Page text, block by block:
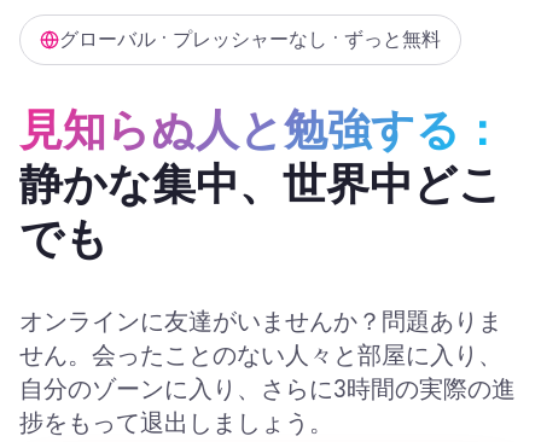
グローバル • プレッシャーなし • ずっと無料
見知らぬ人と勉強する：
静かな集中、世界中どこ
でも
オンラインに友達がいませんか？問題ありま
せん。会ったことのない人々と部屋に入り、
自分のゾーンに入り、さらに3時間の実際の進
捗をもって退出しましょう。